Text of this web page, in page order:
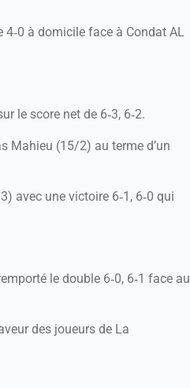
4‑0 à domicile face à Condat AL
le score net de 6‑3, 6‑2.
Mahieu (15/2) au terme d’un
avec une victoire 6‑1, 6‑0 qui
le double 6‑0, 6‑1 face au
des joueurs de La